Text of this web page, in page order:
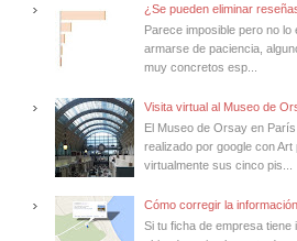
¿Se pueden eliminar
Parece imposible pero no
armarse de paciencia,
muy concretos esp...
Visita virtual al Museo de
El Museo de Orsay en
realizado por google con
virtualmente sus cinco pis...
Cómo corregir la
Si tu ficha de empresa